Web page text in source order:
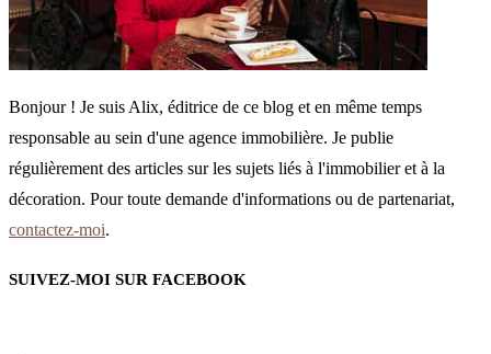
Bonjour ! Je suis Alix, éditrice de ce blog et en même temps
responsable au sein d'une agence immobilière. Je publie
régulièrement des articles sur les sujets liés à l'immobilier et à la
décoration. Pour toute demande d'informations ou de partenariat,
contactez-moi.
SUIVEZ-MOI SUR FACEBOOK